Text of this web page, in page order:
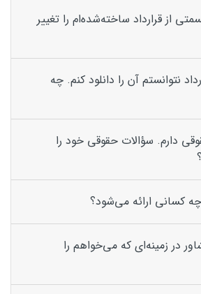
از قرارداد ساخته‌شده‌ام را تغییر
نتوانستم آن را دانلود کنم. چه
دارم. سؤالات حقوقی خود را
کسانی ارائه می‌شود؟
در زمینه‌ای که می‌خواهم را